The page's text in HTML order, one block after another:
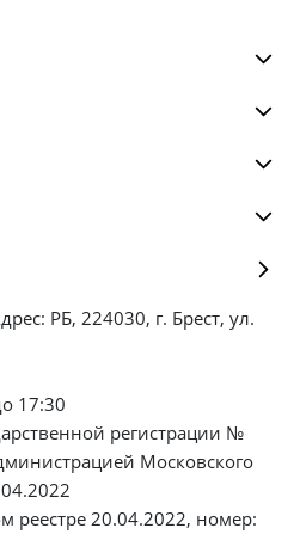
РБ, 224030, г. Брест, ул.
17:30
регистрации №
Московского
реестре 20.04.2022, номер: